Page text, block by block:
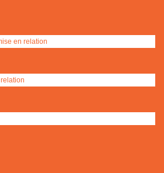
en relation